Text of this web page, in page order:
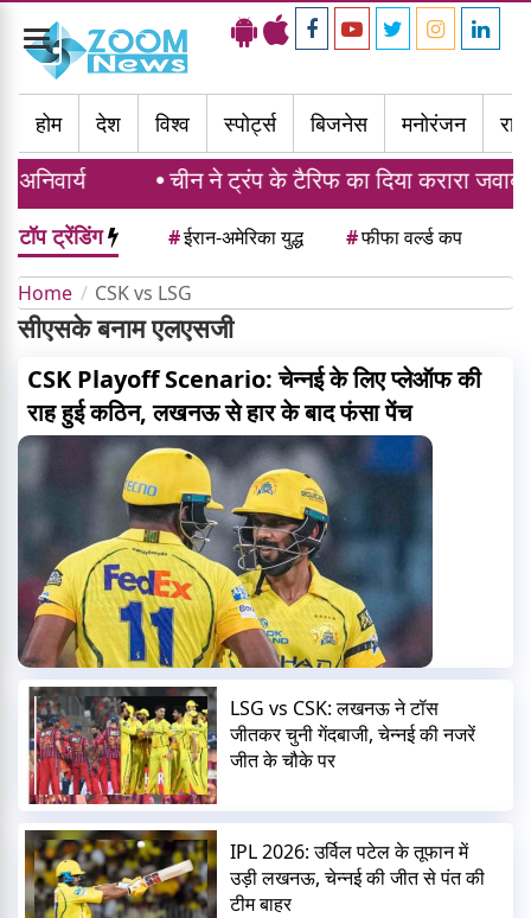
Toggle
navigation
होम
देश विश्व स्पोर्ट्स बिजनेस मनोरंजन
चीन ने ट्रंप के टैरिफ का दिया करारा जवाब,
टॉप ट्रेंडिंग #ईरान-अमेरिका युद्ध #फीफा वर्ल्ड कप
Home CSK vs LSG
सीएसके बनाम एलएसजी
CSK Playoff Scenario: चेन्नई के लिए प्लेऑफ की
राह हुई कठिन, लखनऊ से हार के बाद फंसा पेंच
LSG vs CSK: लखनऊ ने टॉस
जीतकर चुनी गेंदबाजी, चेन्नई की नजरें
जीत के चौके पर
IPL 2026: उर्विल पटेल के तूफान में
उड़ी लखनऊ, चेन्नई की जीत से पंत की
टीम बाहर